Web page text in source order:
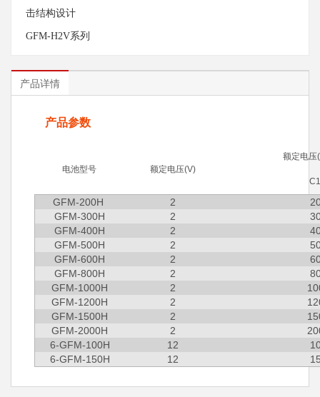
击结构设计
GFM-H2V系列
产品详情
产品参数
电池型号 额定电压(V)
额定电压
GFM-200H 2
GFM-300H
2
GFM-400H
2
GFM-500H
2
GFM-600H
2
GFM-800H
2
GFM-1000H
2
GFM-1200H
2
GFM-1500H
2
GFM-2000H
2
6-GFM-100H
12
6-GFM-150H
12